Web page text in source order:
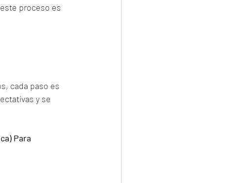
proceso es
cada paso es
y se
Para